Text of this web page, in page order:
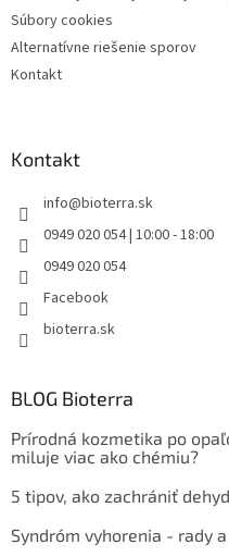
Súbory cookies
Alternatívne riešenie sporov
Kontakt
Kontakt
info@bioterra.sk
0949 020 054 | 10:00 - 18:00
0949 020 054
Facebook
bioterra.sk
BLOG Bioterra
Prírodná kozmetika po
miluje viac ako chémiu?
5 tipov, ako zachrániť
Syndróm vyhorenia - rady